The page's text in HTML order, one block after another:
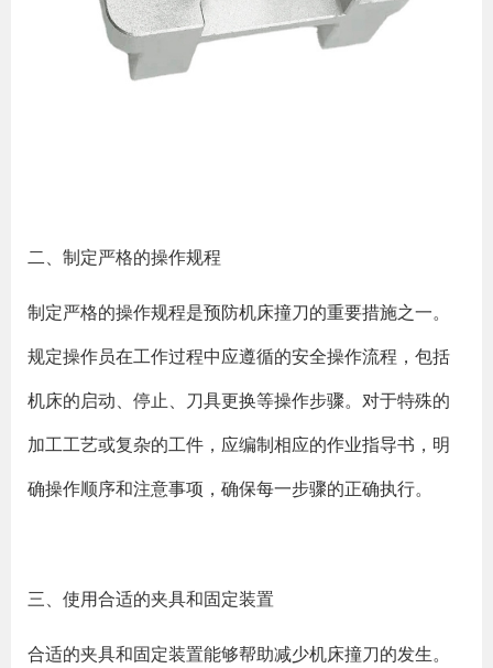
二、制定严格的操作规程
制定严格的操作规程是预防机床撞刀的重要措施之一。
规定操作员在工作过程中应遵循的安全操作流程，包括
机床的启动、停止、刀具更换等操作步骤。对于特殊的
加工工艺或复杂的工件，应编制相应的作业指导书，明
确操作顺序和注意事项，确保每一步骤的正确执行。
三、使用合适的夹具和固定装置
合适的夹具和固定装置能够帮助减少机床撞刀的发生。